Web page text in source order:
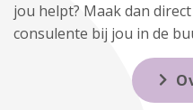
jou helpt? Maak dan
consulente bij jou in de